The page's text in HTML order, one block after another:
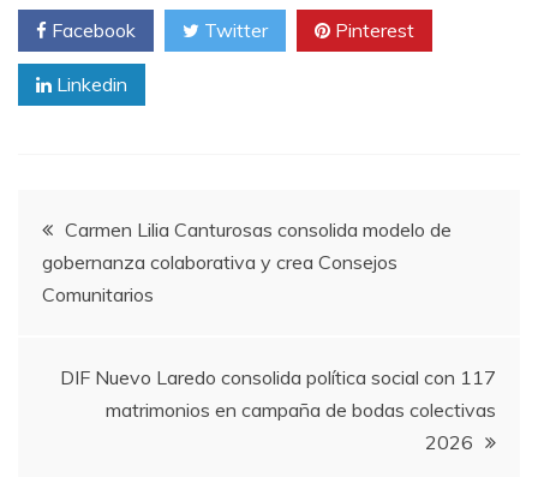
Facebook Twitter Pinterest
Linkedin
Post
navigation
Carmen Lilia Canturosas consolida modelo de
gobernanza colaborativa y crea Consejos
Comunitarios
DIF Nuevo Laredo consolida política social con 117
matrimonios en campaña de bodas colectivas
2026